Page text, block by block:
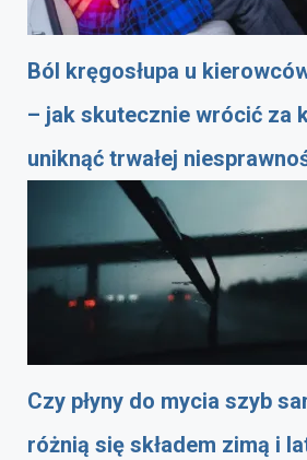
Ból kręgosłupa u
– jak skutecznie wrócić za
uniknąć trwałej
Czy płyny do mycia szyb
różnią się składem zimą i